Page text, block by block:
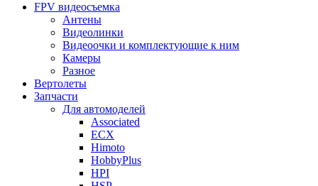
FPV видеосъемка
Антены
Видеолинки
Видеоочки и комплектующие к ним
Камеры
Разное
Вертолеты
Запчасти
Для автомоделей
Associated
ECX
Himoto
HobbyPlus
HPI